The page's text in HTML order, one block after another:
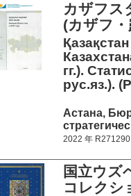
カザフ
(カザフ
гг.).
рус.яз.).
Астана,
2022 年 R271290
国立ウズ
コレク